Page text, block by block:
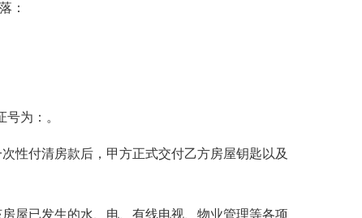
：
为：。
性付清房款后，甲方正式交付乙方房屋钥匙以及
屋已发生的水、电、有线电视、物业管理等各项